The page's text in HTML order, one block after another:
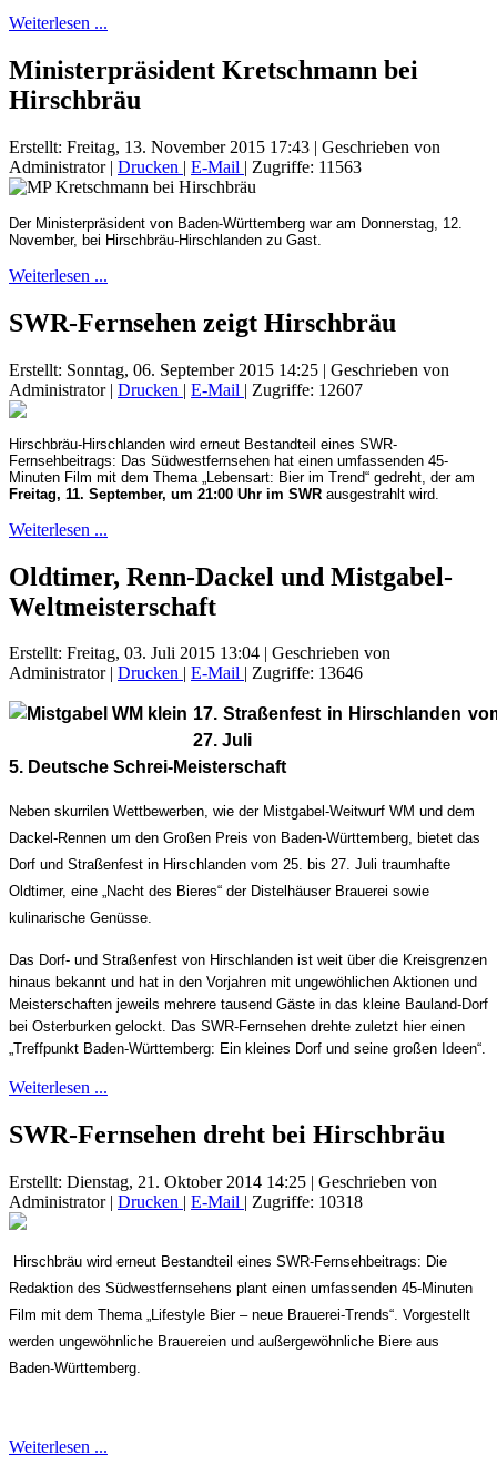
Weiterlesen ...
Ministerpräsident Kretschmann bei
Hirschbräu
Erstellt: Freitag, 13. November 2015 17:43 | Geschrieben von
Administrator| Drucken | E-Mail | Zugriffe: 11563
Der Ministerpräsident von Baden-Württemberg war am Donnerstag, 12.
November, bei Hirschbräu-Hirschlanden zu Gast.
Weiterlesen ...
SWR-Fernsehen zeigt Hirschbräu
Erstellt: Sonntag, 06. September 2015 14:25 | Geschrieben von
Administrator| Drucken | E-Mail | Zugriffe: 12607
Hirschbräu-Hirschlanden wird erneut Bestandteil eines SWR-
Fernsehbeitrags: Das Südwestfernsehen hat einen umfassenden 45-
Minuten Film mit dem Thema „Lebensart: Bier im Trend“ gedreht, der am
Freitag, 11. September, um 21:00 Uhr im SWR ausgestrahlt wird.
Weiterlesen ...
Oldtimer, Renn-Dackel und Mistgabel-
Weltmeisterschaft
Erstellt: Freitag, 03. Juli 2015 13:04 | Geschrieben von
Administrator| Drucken | E-Mail | Zugriffe: 13646
17. Straßenfest in Hirschlanden
27. Juli
5. Deutsche Schrei-Meisterschaft
Neben skurrilen Wettbewerben, wie der Mistgabel-Weitwurf WM und dem
Dackel-Rennen um den Großen Preis von Baden-Württemberg, bietet das
Dorf und Straßenfest in Hirschlanden vom 25. bis 27. Juli traumhafte
Oldtimer, eine „Nacht des Bieres“ der Distelhäuser Brauerei sowie
kulinarische Genüsse.
Das Dorf- und Straßenfest von Hirschlanden ist weit über die Kreisgrenzen
hinaus bekannt und hat in den Vorjahren mit ungewöhlichen Aktionen und
Meisterschaften jeweils mehrere tausend Gäste in das kleine Bauland-Dorf
bei Osterburken gelockt. Das SWR-Fernsehen drehte zuletzt hier einen
„Treffpunkt Baden-Württemberg: Ein kleines Dorf und seine großen Ideen“.
Weiterlesen ...
SWR-Fernsehen dreht bei Hirschbräu
Erstellt: Dienstag, 21. Oktober 2014 14:25 | Geschrieben von
Administrator| Drucken | E-Mail | Zugriffe: 10318
Hirschbräu wird erneut Bestandteil eines SWR-Fernsehbeitrags: Die
Redaktion des Südwestfernsehens plant einen umfassenden 45-Minuten
Film mit dem Thema „Lifestyle Bier – neue Brauerei-Trends“. Vorgestellt
werden ungewöhnliche Brauereien und außergewöhnliche Biere aus
Baden-Württemberg.
Weiterlesen ...